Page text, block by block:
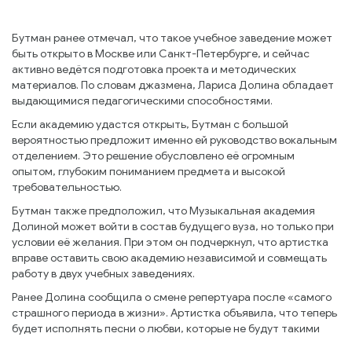
Бутман ранее отмечал, что такое учебное заведение может
быть открыто в Москве или Санкт-Петербурге, и сейчас
активно ведётся подготовка проекта и методических
материалов. По словам джазмена, Лариса Долина обладает
выдающимися педагогическими способностями.
Если академию удастся открыть, Бутман с большой
вероятностью предложит именно ей руководство вокальным
отделением. Это решение обусловлено её огромным
опытом, глубоким пониманием предмета и высокой
требовательностью.
Бутман также предположил, что Музыкальная академия
Долиной может войти в состав будущего вуза, но только при
условии её желания. При этом он подчеркнул, что артистка
вправе оставить свою академию независимой и совмещать
работу в двух учебных заведениях.
Ранее Долина сообщила о смене репертуара после «самого
страшного периода в жизни». Артистка объявила, что теперь
будет исполнять песни о любви, которые не будут такими